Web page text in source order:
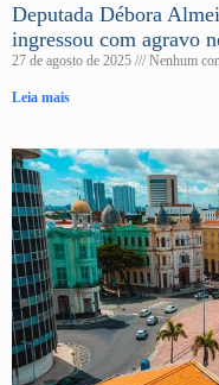
Deputada Débora
ingressou com agravo
27 de agosto de 2025 Nenhum
Leia mais